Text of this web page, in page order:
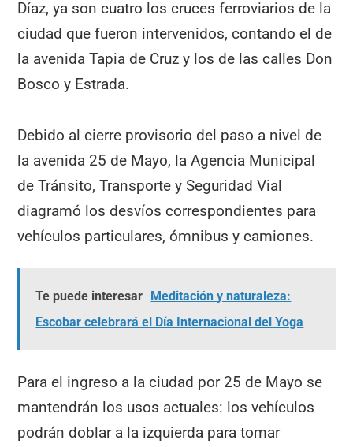
Díaz, ya son cuatro los cruces ferroviarios de la
ciudad que fueron intervenidos, contando el de
la avenida Tapia de Cruz y los de las calles Don
Bosco y Estrada.
Debido al cierre provisorio del paso a nivel de
la avenida 25 de Mayo, la Agencia Municipal
de Tránsito, Transporte y Seguridad Vial
diagramó los desvíos correspondientes para
vehículos particulares, ómnibus y camiones.
Te puede interesar
Meditación y naturaleza:
Escobar celebrará el Día Internacional del Yoga
Para el ingreso a la ciudad por 25 de Mayo se
mantendrán los usos actuales: los vehículos
podrán doblar a la izquierda para tomar